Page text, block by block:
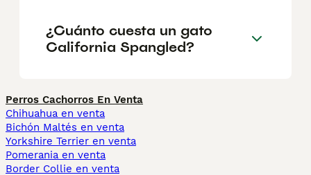
¿Cuánto cuesta un gato
California Spangled?
Perros Cachorros En Venta
Chihuahua en venta
Bichón Maltés en venta
Yorkshire Terrier en venta
Pomerania en venta
Border Collie en venta